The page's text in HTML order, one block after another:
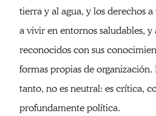
tierra y al agua, y los derechos
a vivir en entornos saludables, y
reconocidos con sus
formas propias de
tanto, no es neutral: es crítica,
profundamente política.